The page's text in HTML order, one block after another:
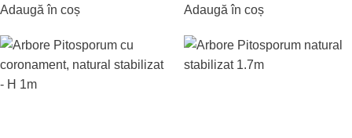
Adaugă în coș
Adaugă în coș